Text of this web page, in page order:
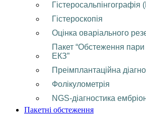
Гістероскопія
Оцінка оваріального
Пакет “Обстеження
ЕКЗ”
Преімплантаційна
Фолікулометрія
NGS-діагностика
Пакетні обстеження